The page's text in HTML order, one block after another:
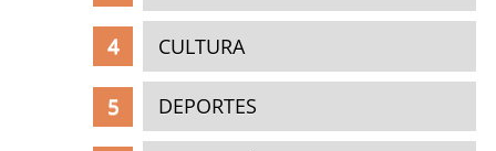
CULTURA
DEPORTES